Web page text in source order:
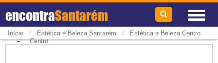
encontraSantarém
Início / Estética e Beleza Santarém / Estética e Beleza Centro
-Centro